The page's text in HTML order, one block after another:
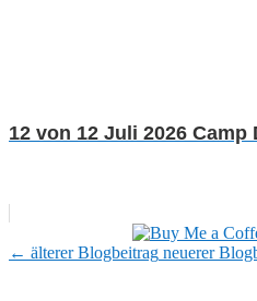
12 von 12 Juli 2026 Camp
← älterer Blogbeitrag neuerer